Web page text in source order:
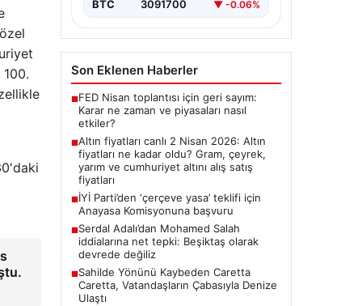
BTC 3091700 ▼ -0.06%
Son Eklenen Haberler
■FED Nisan toplantısı için geri sayım:
Karar ne zaman ve piyasaları nasıl
etkiler?
■Altın fiyatları canlı 2 Nisan 2026: Altın
fiyatları ne kadar oldu? Gram, çeyrek,
yarım ve cumhuriyet altını alış satış
fiyatları
■İYİ Parti’den ‘çerçeve yasa’ teklifi için
Anayasa Komisyonuna başvuru
■Serdal Adalı’dan Mohamed Salah
iddialarına net tepki: Beşiktaş olarak
devrede değiliz
■Sahilde Yönünü Kaybeden Caretta
Caretta, Vatandaşların Çabasıyla Denize
Ulaştı